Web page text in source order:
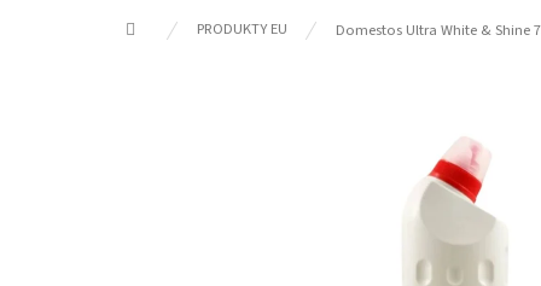
Domov PRODUKTY EU Domestos Ultra White & Shine